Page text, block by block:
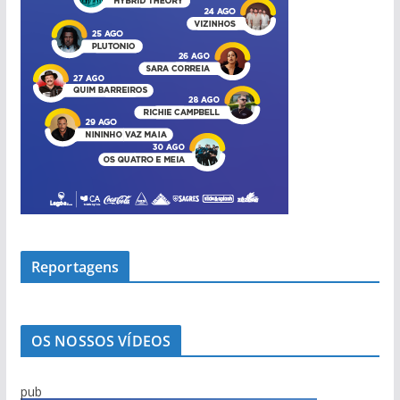
Reportagens
OS NOSSOS VÍDEOS
pub